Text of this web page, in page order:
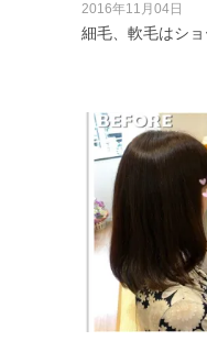
2016年11月04日
細毛、軟毛はシ